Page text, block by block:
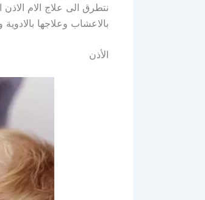
نتطرق الى علاج الام
بالاعشاب وعلاجها
الأذن